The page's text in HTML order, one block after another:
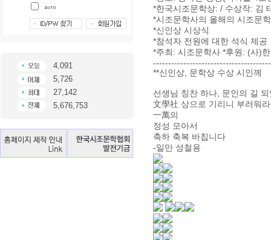
4,091
5,726
27,142
5,676,753
*한국시조문학상: / 수상작: 김
*시조문학사의 올해의 시조문
*신인상 시상식
*참석자 전원에 대한 석식 제공
*주최: 시조문학사 *후원: (사)
**신인상, 문학상 수상 시인께
선생님 칭찬 하나, 문인의 길
文學社 상으로 기리니 부러워
一萬의
정성 모아서
축하 축복 바칩니다
-일만 성철용